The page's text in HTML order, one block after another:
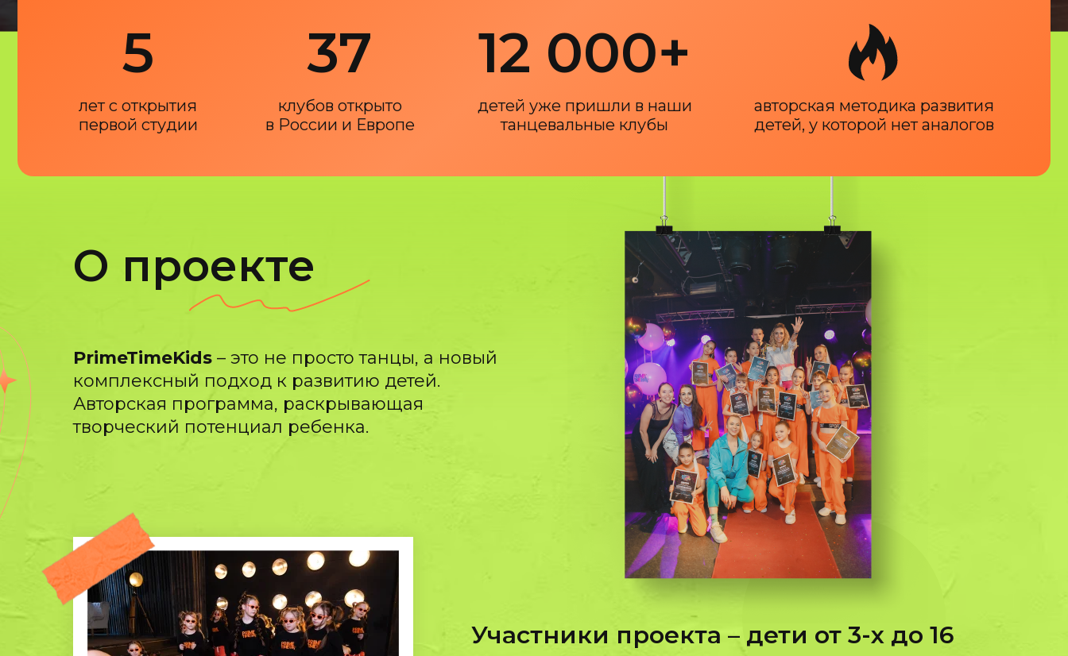
5
лет с открытия
первой студии
37
клубов открыто
в России и Европе
12 000+
детей уже пришли в наши
танцевальные клубы
авторская методика развития
детей, у которой нет аналогов
О проекте
PrimeTimeKids – это не просто танцы, а новый
комплексный подход к развитию детей.
Авторская программа, раскрывающая
творческий потенциал ребенка.
Участники проекта – дети от 3-х до 16